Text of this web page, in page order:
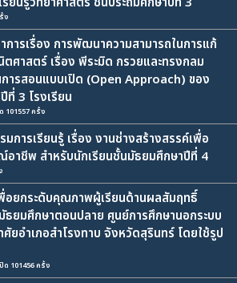
ง
การเรื่อง การพัฒนาความสามารถในการแก้
ศาสตร์ เรื่อง พีระมิด กรวยและทรงกลม
การสอนแบบเปิด (Open Approach) ของ
ที่ 3 โรงเรียน
101557 ครั้ง
การเรียนรู้ เรื่อง งานช่างสร้างสรรค์เพื่อ
อาชีพ สำหรับนักเรียนชั้นมัธยมศึกษาปีที่ 4
ยกระดับคุณภาพผู้เรียนด้านผลสัมฤทธิ์
ธยมศึกษาตอนปลาย ศูนย์การศึกษานอกระบบ
ยอำเภอสำโรงทาบ จังหวัดสุรินทร์ โดยใช้รูป
ด 101456 ครั้ง